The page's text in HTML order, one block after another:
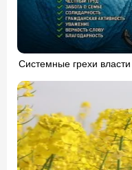
Системные грехи